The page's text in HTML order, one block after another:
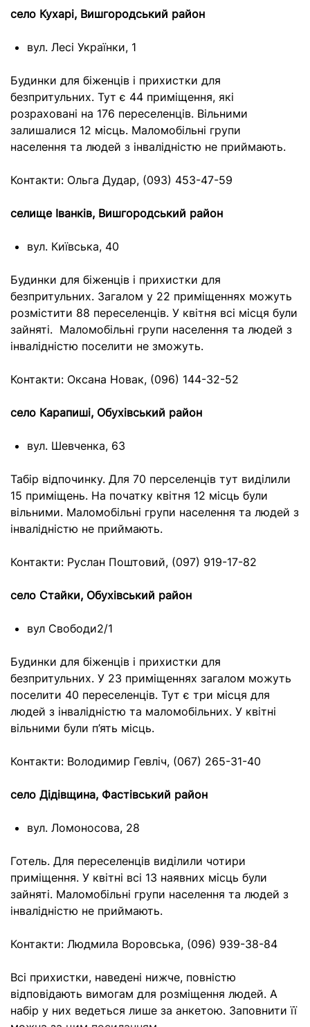
село Кухарі, Вишгородський район
вул. Лесі Українки, 1
Будинки для біженців і прихистки для
безпритульних. Тут є 44 приміщення, які
розраховані на 176 переселенців. Вільними
залишалися 12 місць. Маломобільні групи
населення та людей з інвалідністю не приймають.
Контакти: Ольга Дудар, (093) 453-47-59
селище Іванків, Вишгородський район
вул. Київська, 40
Будинки для біженців і прихистки для
безпритульних. Загалом у 22 приміщеннях можуть
розмістити 88 переселенців. У квітня всі місця були
зайняті. Маломобільні групи населення та людей з
інвалідністю поселити не зможуть.
Контакти: Оксана Новак, (096) 144-32-52
село Карапиші, Обухівський район
вул. Шевченка, 63
Табір відпочинку. Для 70 перселенців тут виділили
15 приміщень. На початку квітня 12 місць були
вільними. Маломобільні групи населення та людей з
інвалідністю не приймають.
Контакти: Руслан Поштовий, (097) 919-17-82
село Стайки, Обухівський район
вул Свободи2/1
Будинки для біженців і прихистки для
безпритульних. У 23 приміщеннях загалом можуть
поселити 40 переселенців. Тут є три місця для
людей з інвалідністю та маломобільних. У квітні
вільними були п’ять місць.
Контакти: Володимир Гевліч, (067) 265-31-40
село Дідівщина, Фастівський район
вул. Ломоносова, 28
Готель. Для переселенців виділили чотири
приміщення. У квітні всі 13 наявних місць були
зайняті. Маломобільні групи населення та людей з
інвалідністю не приймають.
Контакти: Людмила Воровська, (096) 939-38-84
Всі прихистки, наведені нижче, повністю
відповідають вимогам для розміщення людей. А
набір у них ведеться лише за анкетою. Заповнити її